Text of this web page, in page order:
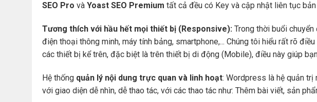
SEO Pro và Yoast SEO Premium tất cả đều có Key và cập nhật liên tục
Tương thích với hầu hết mọi thiết bị (Responsive): Trong thời buổi
điện thoại thông minh, máy tính bảng, smartphone,... Chúng tôi hiểu rất rõ
các thiết bị kể trên, đặc biệt là trên thiết bị di động (Mobile), điều này giúp
Hệ thống quản lý nội dung trực quan và linh hoạt: Wordpress là hệ quản trị
với giao diện dễ nhìn, dễ thao tác, với các thao tác như: Thêm bài viết, sản